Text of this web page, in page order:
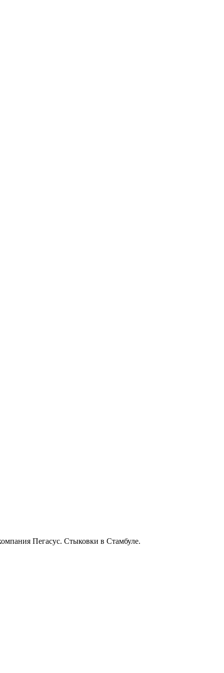
Пегасус. Стыковки в Стамбуле.